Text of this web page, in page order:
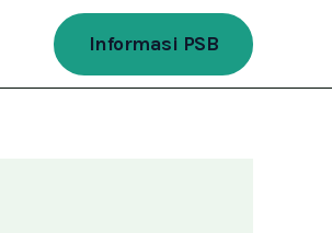
Informasi PSB